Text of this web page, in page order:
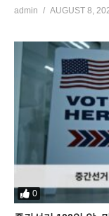
admin AUGUST 8,
0